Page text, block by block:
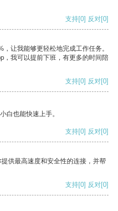
支持[0] 反对[0]
让我能够更轻松地完成工作任务。
，我可以提前下班，有更多的时间陪
支持[0] 反对[0]
白也能快速上手。
支持[0] 反对[0]
供最高速度和安全性的连接，并帮
支持[0] 反对[0]